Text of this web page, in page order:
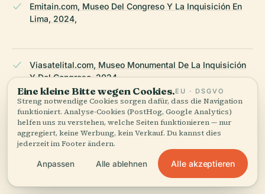
Emitain.com, Museo Del Congreso Y La Inquisición En
Lima, 2024,
Viasatelital.com, Museo Monumental De La Inquisición
Y Del Congreso, 2024,
RutasChile.com, Museo De La Inquisición Y Del
Congreso Health Protocols, 2024,
Eine kleine Bitte wegen Cookies.EU · DSGVO
Streng notwendige Cookies sorgen dafür, dass die Navigation
funktioniert. Analyse-Cookies (PostHog, Google Analytics)
helfen uns zu verstehen, welche Seiten funktionieren — nur
aggregiert, keine Werbung, kein Verkauf. Du kannst dies
jederzeit im Footer ändern.
Anpassen Alle ablehnen Alle akzeptieren